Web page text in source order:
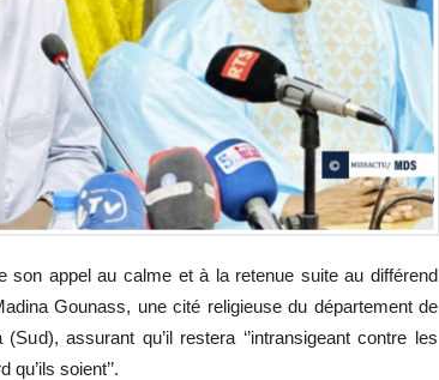
son appel au calme et à la retenue suite au différend
Gounass, une cité religieuse du département de
assurant qu’il restera ‘’intransigeant contre les
soient’’.